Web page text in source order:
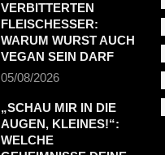
VERBITTERTEN
FLEISCHESSER:
WARUM WURST AUCH
VEGAN SEIN DARF
05/08/2026
„SCHAU MIR IN DIE
AUGEN, KLEINES!“:
WELCHE